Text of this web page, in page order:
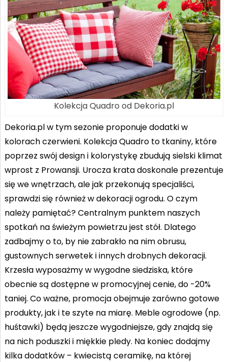
Kolekcja Quadro od Dekoria.pl
Dekoria.pl w tym sezonie proponuje dodatki w
kolorach czerwieni. Kolekcja Quadro to tkaniny, które
poprzez swój design i kolorystykę zbudują sielski klimat
wprost z Prowansji. Urocza krata doskonale prezentuje
się we wnętrzach, ale jak przekonują specjaliści,
sprawdzi się również w dekoracji ogrodu. O czym
należy pamiętać? Centralnym punktem naszych
spotkań na świeżym powietrzu jest stół. Dlatego
zadbajmy o to, by nie zabrakło na nim obrusu,
gustownych serwetek i innych drobnych dekoracji.
Krzesła wyposażmy w wygodne siedziska, które
obecnie są dostępne w promocyjnej cenie, do -20%
taniej. Co ważne, promocja obejmuje zarówno gotowe
produkty, jak i te szyte na miarę. Meble ogrodowe (np.
huśtawki) będą jeszcze wygodniejsze, gdy znajdą się
na nich poduszki i miękkie pledy. Na koniec dodajmy
kilka dodatków – kwiecistą ceramikę, na której